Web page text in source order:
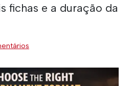
fichas e a duração da